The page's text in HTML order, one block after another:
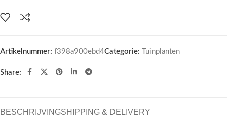
Artikelnummer: f398a900ebd4Categorie: Tuinplanten
Share:
BESCHRIJVINGSHIPPING & DELIVERY